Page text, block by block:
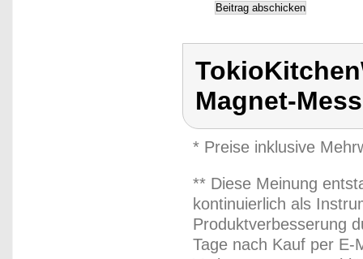
Magnet-
* Preise inklusive
** Diese Meinung
kontinuierlich als
Produktverbesserung
Tage nach Kauf per E-